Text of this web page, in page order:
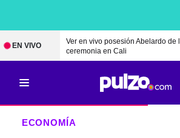
EN VIVO
Ver en vivo posesión Abelardo de
ceremonia en Cali
ECONOMÍA